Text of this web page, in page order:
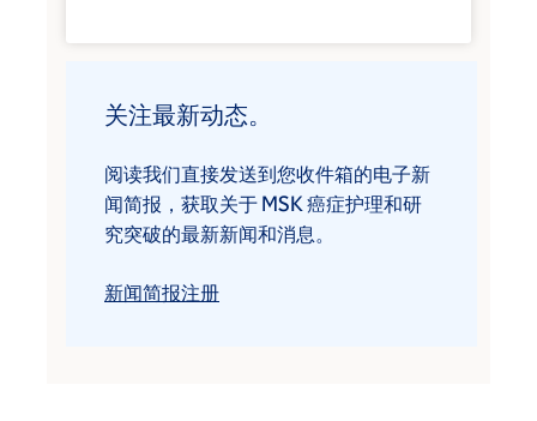
关注最新动态。
阅读我们直接发送到您收件箱的电子新
闻简报，获取关于 MSK 癌症护理和研
究突破的最新新闻和消息。
新闻简报注册